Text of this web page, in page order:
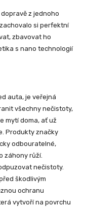
z jednoho
si perfektní
zbavovat ho
s nano technologií
auta, je veřejná
všechny nečistoty,
mytí doma, ať už
Produkty značky
odbouratelné,
záhony růží.
nečistoty.
škodlivým
ochranu
vytvoří na povrchu